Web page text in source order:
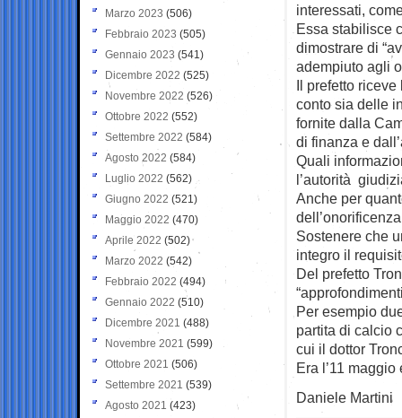
interessati,
Essa stabilisce
dimostrare di
adempiuto agli
Il prefetto
conto sia delle
fornite dalla
di finanza e
Quali
l’autorità
Anche per
Sostenere che
integro il
Del prefetto
Per esempio
partita di calcio
cui il dottor
Era l’11 maggio
Daniele Martini
Marzo 2023 (506)
Febbraio 2023 (505)
Gennaio 2023 (541)
Dicembre 2022 (525)
Novembre 2022 (526)
Ottobre 2022 (552)
Settembre 2022 (584)
Agosto 2022 (584)
Luglio 2022 (562)
Giugno 2022 (521)
Maggio 2022 (470)
Aprile 2022 (502)
Marzo 2022 (542)
Febbraio 2022 (494)
Gennaio 2022 (510)
Dicembre 2021 (488)
Novembre 2021 (599)
Ottobre 2021 (506)
Settembre 2021 (539)
Agosto 2021 (423)